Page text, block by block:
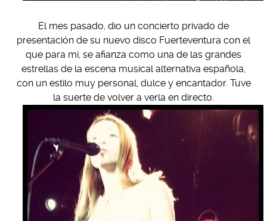
El mes pasado, dio un concierto privado de
presentación de su nuevo disco Fuerteventura con el
que para mi, se afianza como una de las grandes
estrellas de la escena musical alternativa española,
con un estilo muy personal, dulce y encantador. Tuve
la suerte de volver a verla en directo.